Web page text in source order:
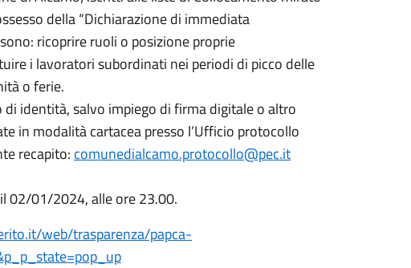
della “Dichiarazione di immediata
ricoprire ruoli o posizione proprie
i lavoratori subordinati nei periodi di picco delle
o ferie.
identità, salvo impiego di firma digitale o altro
in modalità cartacea presso l’Ufficio protocollo
recapito: comunedialcamo.protocollo@pec.it
02/01/2024, alle ore 23.00.
web/trasparenza/papca-